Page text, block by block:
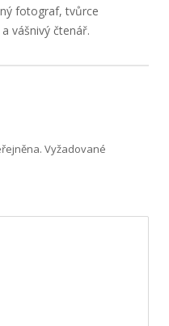
fotograf, tvůrce
vášnivý čtenář.
Vyžadované